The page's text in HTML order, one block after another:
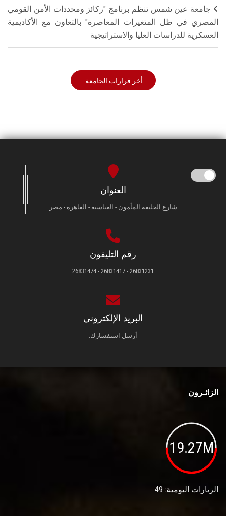
جامعة عين شمس تنظم برنامج "ركائز ومحددات الأمن القومي
المصري في ظل المتغيرات المعاصرة" بالتعاون مع الأكاديمية
العسكرية للدراسات العليا والاستراتيجية
أخر قرارات الجامعة
العنوان
شارع الخليفة المأمون - العباسية - القاهرة - مصر
رقم التليفون
26831231 - 26831417 - 26831474
البريد الإلكتروني
أرسل استفسارك.
الزائـرون
19.27M
الزيارات اليومية: 49